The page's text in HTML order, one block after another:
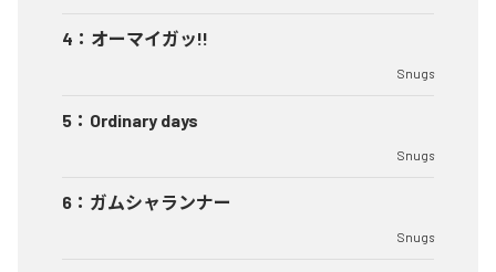
4 ： オーマイガッ!!
Snugs
5 ： Ordinary days
Snugs
6 ： ガムシャランナー
Snugs